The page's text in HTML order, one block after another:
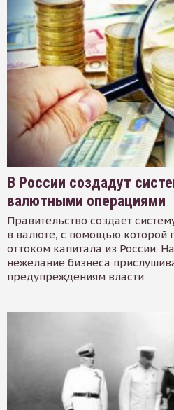
В России создадут
валютными операциями
Правительство создает
в валюте, с помощью которой
оттоком капитала из России.
нежелание бизнеса
предупреждениям власти